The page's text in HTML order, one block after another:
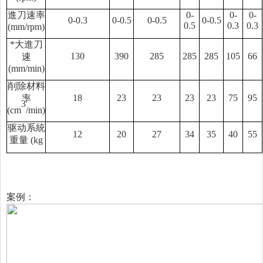
進刀速率
(mm/rpm)
0-0.3 0-0.5 0-0.5
0-
0.5
0-0.5
0-
0.3
0-
0.3
*大進刀
速
(mm/min)
130 390 285 285 285 105 66
削除材料
率
(cm
3
/min)
18 23 23 23 23 75 95
驱动系統
重量 (kg
12 20 27 34 35 40 55
案例：